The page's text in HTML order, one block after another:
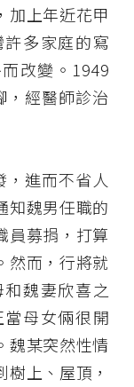
加上年近花甲
多家庭的寫
改變。1949
，經醫師診治
，進而不省人
知魏男任職的
員募捐，打算
然而，行將就
魏妻欣喜之
母女倆很開
魏某突然性情
上、屋頂，